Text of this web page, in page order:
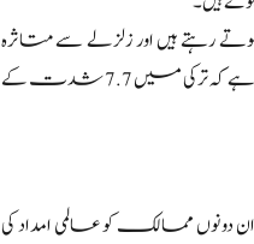
ہیں اور زلزلے سے متاثرہ
علاقوں سے ملبہ ہٹانے کے کام میں تیزی کے ساتھ عالمی ادارہ صحت نے پیش گوئی کی ہے کہ ترکی میں 7.7 شدت کے
ممالک کو عالمی امداد کی